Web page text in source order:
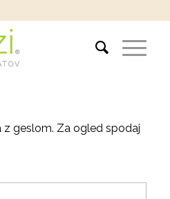
z geslom. Za ogled spodaj